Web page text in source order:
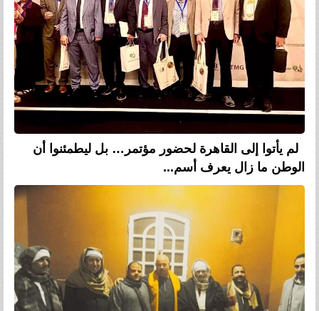
لم يأتوا إلى القاهرة لحضور مؤتمر… بل ليطمئنوا أن
الوطن ما زال يعرف أسم...